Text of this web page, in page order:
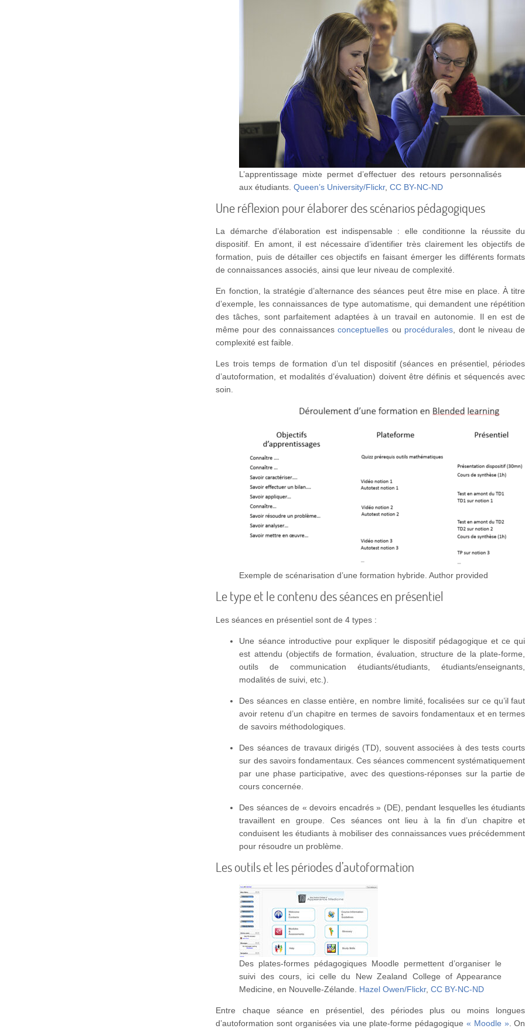
L’apprentissage mixte permet d’effectuer des retours personnalisés
aux étudiants. Queen’s University/Flickr,CC BY-NC-ND
Une réflexion pour élaborer des scénarios pédagogiques
La démarche d’élaboration est indispensable : elle conditionne la réussite du
dispositif. En amont, il est nécessaire d’identifier très clairement les objectifs de
formation, puis de détailler ces objectifs en faisant émerger les différents formats
de connaissances associés, ainsi que leur niveau de complexité.
En fonction, la stratégie d’alternance des séances peut être mise en place. À titre
d’exemple, les connaissances de type automatisme, qui demandent une répétition
des tâches, sont parfaitement adaptées à un travail en autonomie. Il en est de
même pour des connaissancesconceptuelles ou procédurales, dont le niveau de
complexité est faible.
Les trois temps de formation d’un tel dispositif (séances en présentiel, périodes
d’autoformation, et modalités d’évaluation) doivent être définis et séquencés avec
soin.
Exemple de scénarisation d’une formation hybride. Author provided
Le type et le contenu des séances en présentiel
Les séances en présentiel sont de 4 types :
Une séance introductive pour expliquer le dispositif pédagogique et ce qui
est attendu (objectifs de formation, évaluation, structure de la plate-forme,
outils de communication étudiants/étudiants, étudiants/enseignants,
modalités de suivi, etc.).
Des séances en classe entière, en nombre limité, focalisées sur ce qu’il faut
avoir retenu d’un chapitre en termes de savoirs fondamentaux et en termes
de savoirs méthodologiques.
Des séances de travaux dirigés (TD), souvent associées à des tests courts
sur des savoirs fondamentaux. Ces séances commencent systématiquement
par une phase participative, avec des questions-réponses sur la partie de
cours concernée.
Des séances de « devoirs encadrés » (DE), pendant lesquelles les étudiants
travaillent en groupe. Ces séances ont lieu à la fin d’un chapitre et
conduisent les étudiants à mobiliser des connaissances vues précédemment
pour résoudre un problème.
Les outils et les périodes d’autoformation
Des plates-formes pédagogiques Moodle permettent d’organiser le
suivi des cours, ici celle du New Zealand College of Appearance
Medicine, en Nouvelle-Zélande. Hazel Owen/Flickr,CC BY-NC-ND
Entre chaque séance en présentiel, des périodes plus ou moins longues
d’autoformation sont organisées via une plate-forme pédagogique« Moodle ». On